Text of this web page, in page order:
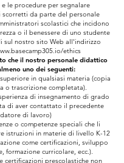
le procedure per segnalare
scorretti da parte del personale
scolastici che incidono
o il benessere di uno studente
sul nostro sito Web all'indirizzo
ethics
che il nostro personale didattico
uno dei seguenti:
in qualsiasi materia (copia
o trascrizione completata).
di insegnamento di grado
di aver contattato il precedente
datore di lavoro)
o competenze speciali che li
istruzioni in materie di livello K-12
come certificazioni, sviluppo
formazione curricolare, ecc.).
certificazioni prescolastiche non